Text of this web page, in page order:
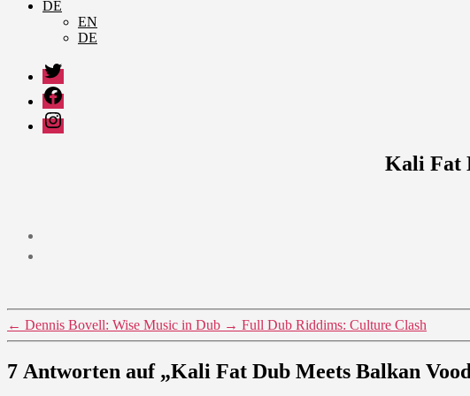
DE
EN
DE
Twitter
Facebook
Instagram
Kali Fat
← Dennis Bovell: Wise Music in Dub → Full Dub Riddims: Culture Clash
7 Antworten auf „Kali Fat Dub Meets Balkan